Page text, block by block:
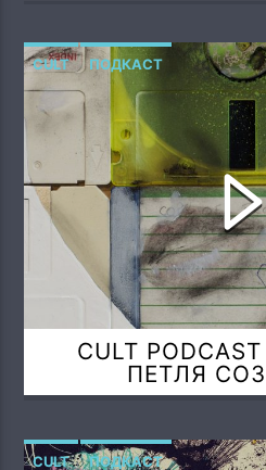
CULT ПОДКАСТ
CULT
ПЕТЛЯ
CULT ПОДКАСТ